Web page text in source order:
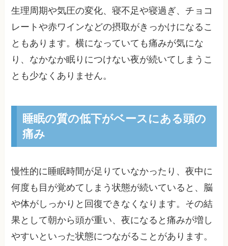
生理周期や気圧の変化、寝不足や寝過ぎ、チョコ
レートや赤ワインなどの摂取がきっかけになるこ
ともあります。横になっていても痛みが気にな
り、なかなか眠りにつけない夜が続いてしまうこ
とも少なくありません。
睡眠の質の低下がベースにある頭の
痛み
慢性的に睡眠時間が足りていなかったり、夜中に
何度も目が覚めてしまう状態が続いていると、脳
や体がしっかりと回復できなくなります。その結
果として朝から頭が重い、夜になると痛みが増し
やすいといった状態につながることがあります。